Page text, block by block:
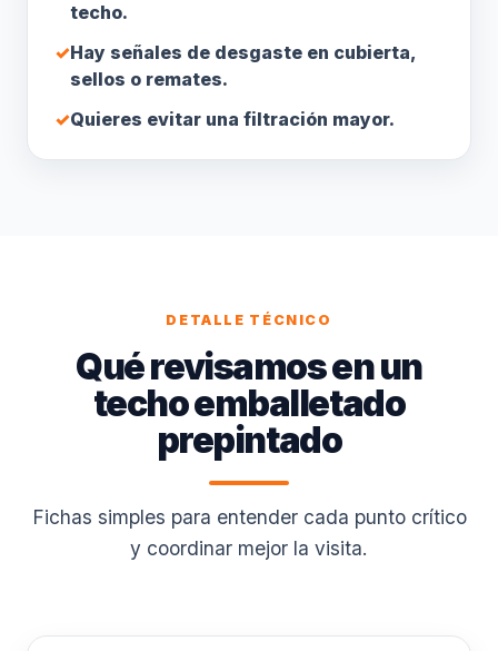
techo.
✓Hay señales de desgaste en cubierta,
sellos o remates.
✓Quieres evitar una filtración mayor.
DETALLE TÉCNICO
Qué revisamos en un
techo emballetado
prepintado
Fichas simples para entender cada punto crítico
y coordinar mejor la visita.